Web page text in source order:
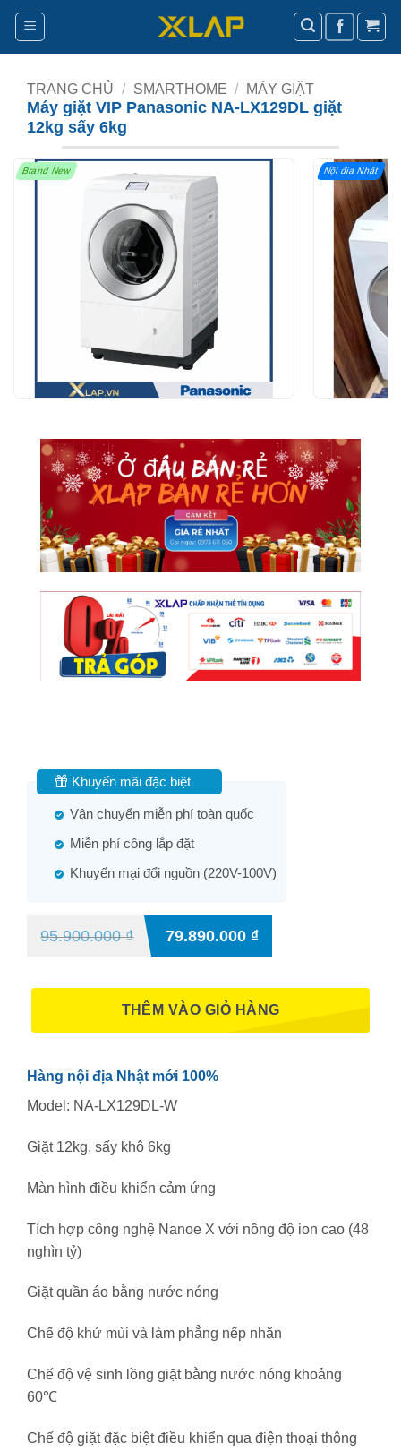
Bỏ
nội
TRANG CHỦ / SMARTHOME / MÁY GIẶT
Máy giặt VIP Panasonic NA-LX129DL giặt
12kg sấy 6kg
Brand New Nội địa Nhật
Khuyến mãi đặc biệt
Vận chuyển miễn phí toàn quốc
Miễn phí công lắp đặt
Khuyến mại đổi nguồn (220V-100V)
95.900.000₫ 79.890.000 ₫
THÊM VÀO GIỎ HÀNG
Hàng nội địa Nhật mới 100%
Model: NA-LX129DL-W
Giặt 12kg, sấy khô 6kg
Màn hình điều khiển cảm ứng
Tích hợp công nghệ Nanoe X với nồng độ ion cao (48
nghìn tỷ)
Giặt quần áo bằng nước nóng
Chế độ khử mùi và làm phẳng nếp nhăn
Chế độ vệ sinh lồng giặt bằng nước nóng khoảng
60℃
Chế độ giặt đặc biệt điều khiển qua điện thoại thông